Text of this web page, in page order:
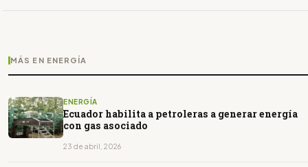
MÁS EN ENERGÍA
ENERGÍA
Ecuador habilita a petroleras a generar energía
con gas asociado
23 de abril, 2026